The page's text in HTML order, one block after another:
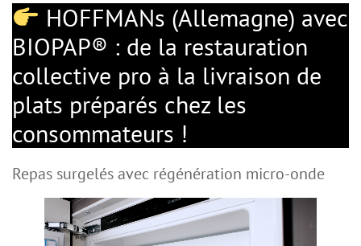
HOFFMANs (Allemagne) avec
BIOPAP® : de la restauration
collective pro à la livraison de
plats préparés chez les
consommateurs !
Repas surgelés avec régénération micro-onde